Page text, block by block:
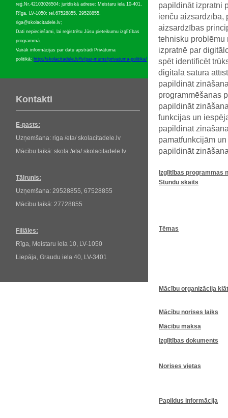
reģ.Nr.42103026504; juridiskā adrese: Meistaru iela 10-401,
Rīga, LV-1050; tel.67528855, 29528855,
riga@skolacitadele.lv;
Dati nepieciešami, lai reģistrētu Jūsu pieteikumu izglītības
programmā.
Vairāk informācijas par datu apstrādi Privātuma
politikā: http://skolacitadele.lv/lv/par-mums/privatuma-politika/
Kontakti
E-pasts:
Uzņemšana: riga /eta/ skolacitadele.lv
Mācību laikā: skola /eta/ skolacitadele.lv
Tālrunis:
Uzņemšana: 29528855, 67528855
Mācību laikā: 27728855
Filiāles:
Rīga, Meistaru iela 10, LV-1050
Liepāja, Graudu iela 40, LV-3401
papildināt izpratni
ierīču aizsardzībā,
aizsardzības
tehnisku
izpratnē par
spēt identificēt
digitālā satura
papildināt
programmēšanas
papildināt
funkcijas un
papildināt
pamatfunkcijām
papildināt
Izglītības programmas
Stundu skaits
Tēmas
Mācību organizācija
Mācību norises laiks
Mācību maksa
Izglītības dokuments
Norises vietas
Papildus informācija